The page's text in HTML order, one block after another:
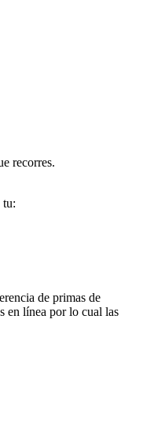
recorres.
tu:
de primas de
en línea por lo cual las